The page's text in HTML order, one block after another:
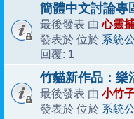
簡體中文討論專
最後發表 由心靈
發表於 位於 系統
回覆: 1
竹貓新作品：
最後發表 由 小竹
發表於 位於 系統